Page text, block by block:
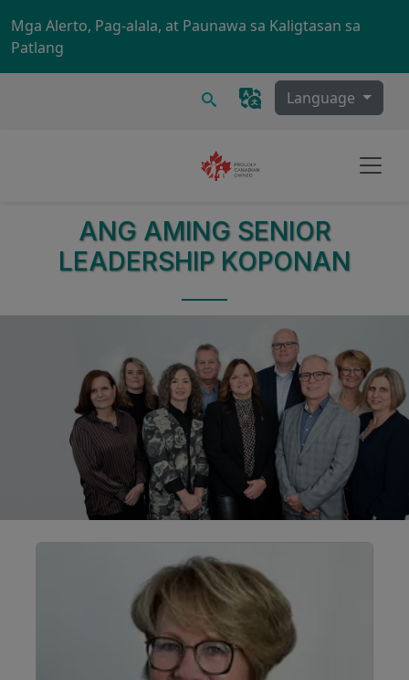
Mga Alerto, Pag-alala, at Paunawa sa Kaligtasan sa
Patlang
MaghanapLanguage
ANG AMING SENIOR
LEADERSHIP KOPONAN